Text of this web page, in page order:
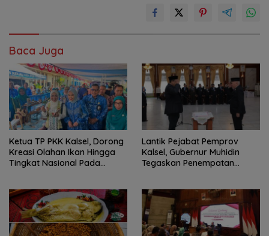
Baca Juga
Ketua TP PKK Kalsel, Dorong
Kreasi Olahan Ikan Hingga
Tingkat Nasional Pada
Lantik Pejabat Pemprov
Kalsel, Gubernur Muhidin
Tegaskan Penempatan